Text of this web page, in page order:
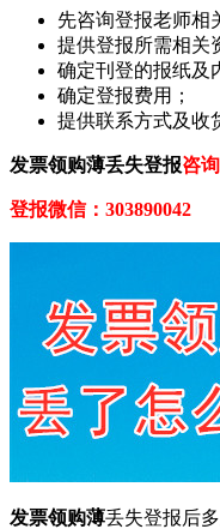
先咨询登报老师相
提供登报所需相关
确定刊登的报纸及
确定登报费用；
提供联系方式及收
发票领购薄丢失登报咨
登报微信：303890042
发票领购薄丢失登报后